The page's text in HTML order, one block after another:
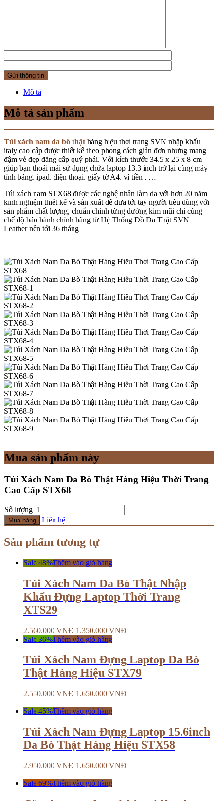
Mô tả
Mô tả sản phẩm
Túi xách nam da bò thậthàng hiệu thời trang SVN nhập khẩu
italy cao cấp được thiết kế theo phong cách giản đơn nhưng mang
đậm vẻ đẹp đẳng cấp quý phái. Với kích thước 34.5 x 25 x 8 cm
giúp bạn thoải mái sử dụng chứa laptop 13.3 inch trở lại cùng máy
tính bảng, ipad, điện thoại, giấy tờ A4, ví tiền , …
Túi xách nam STX68 được các nghệ nhân làm da với hơn 20 năm
kinh nghiệm thiết kế và sản xuất để đưa tới tay người tiêu dùng với
sản phẩm chất lượng, chuẩn chỉnh từng đường kim mũi chỉ cùng
chế độ bảo hành chính hãng từ Hệ Thống Đồ Da Thật SVN
Leather nên tới 36 tháng
Mua sản phẩm này
Túi Xách Nam Da Bò Thật Hàng Hiệu Thời Trang
Cao Cấp STX68
Số lượng
Mua hàng Liên hệ
Sản phẩm tương tự
Sale 48%Thêm vào giỏ hàng
Túi Xách Nam Da Bò Thật Nhập
Khẩu Đựng Laptop Thời Trang
XTS29
2.560.000VNĐ 1.350.000 VNĐ
Sale 36%Thêm vào giỏ hàng
Túi Xách Nam Đựng Laptop Da Bò
Thật Hàng Hiệu STX79
2.550.000VNĐ 1.650.000 VNĐ
Sale 45%Thêm vào giỏ hàng
Túi Xách Nam Đựng Laptop 15.6inch
Da Bò Thật Hàng Hiệu STX58
2.950.000VNĐ 1.650.000 VNĐ
Sale 69%Thêm vào giỏ hàng